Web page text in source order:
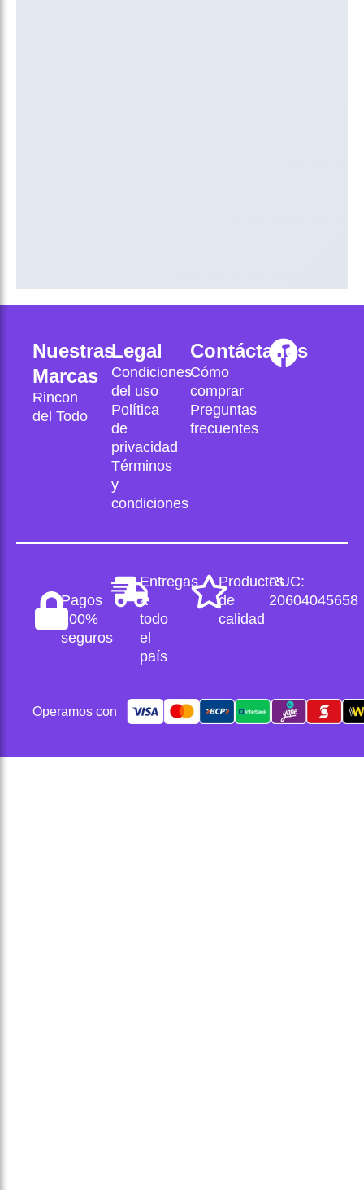
Nuestras
Marcas
Rincon
del Todo
Legal
Condiciones
del uso
Política
de
privacidad
Términos
y
condiciones
Contáctanos
Cómo
comprar
Preguntas
frecuentes
F
Pagos
100%
seguros
Entregas
a
todo
el
país
Productos
de
calidad
RUC:
20604045658
Operamos con